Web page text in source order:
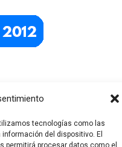
tecnologías como las
del dispositivo. El
procesar datos como el